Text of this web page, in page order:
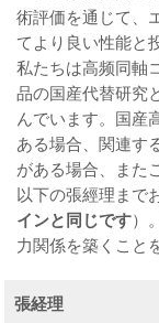
術評価を通じて、
てより良い性能と
私たちは高频同軸
品の国産代替研究
んでいます。国産
ある場合、関連す
がある場合、また
以下の張經理まで
インと同じです）
力関係を築くこと
張経理